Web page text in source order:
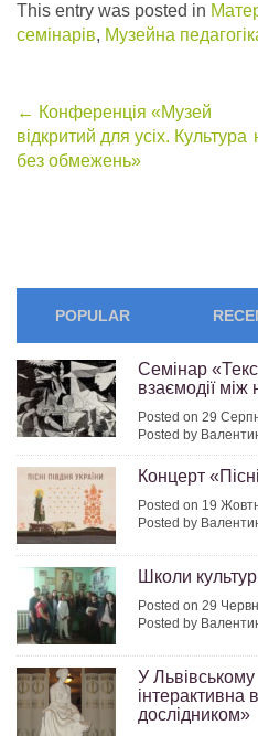
This entry was posted in
семінарів, Музейна
Post
navigation
← Конференція «Музей
відкритий для усіх. Культура
без обмежень»
POPULAR
Семінар
взаємодії між
Posted on 29
Posted by
Концерт
Posted on 19
Posted by
Школи
Posted on 29
Posted by
У
інтерактивна
дослідником»